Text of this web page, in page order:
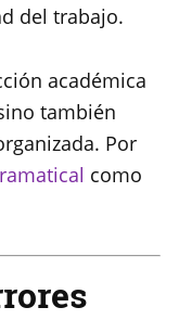
del trabajo.
académica
también
Por
como